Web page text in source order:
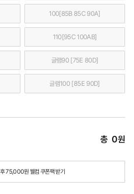
100[85B 85C 90A]
110[95C 100AB]
글램90 [75E 80D]
글램100 [85E 90D]
총 0원
75,000원 웰컴 쿠폰팩 받기